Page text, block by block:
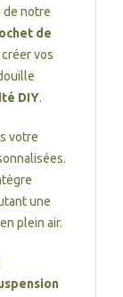
de notre
de
vos
DIY.
votre
une
plein air.